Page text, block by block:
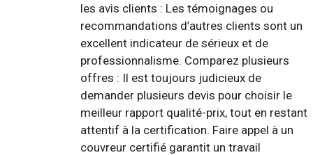
les avis clients : Les témoignages ou
recommandations d’autres clients sont un
excellent indicateur de sérieux et de
professionnalisme. Comparez plusieurs
offres : Il est toujours judicieux de
demander plusieurs devis pour choisir le
meilleur rapport qualité-prix, tout en restant
attentif à la certification. Faire appel à un
couvreur certifié garantit un travail